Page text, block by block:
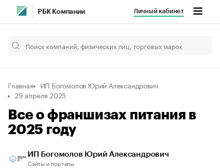
РБК Компании Личный кабинет
Главная
ИП Богомолов Юрий Александрович
29 апреля 2025
Все о франшизах питания в
2025 году
ИП Богомолов Юрий Александрович
Сайты и порталы